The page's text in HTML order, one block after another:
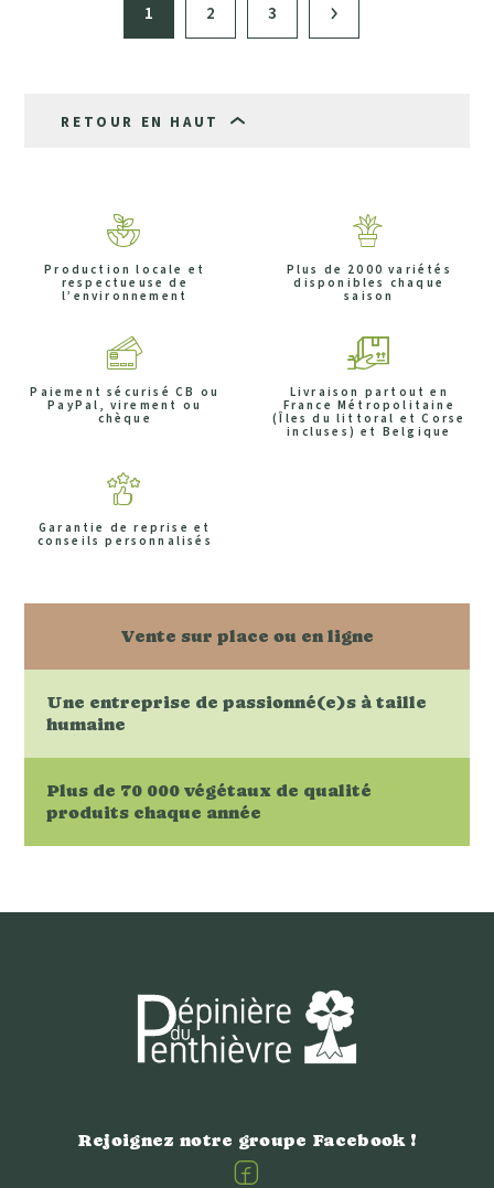
1 2 3
RETOUR EN HAUT
Production locale et
respectueuse de
l’environnement
Plus de 2000 variétés
disponibles chaque
saison
Paiement sécurisé CB ou
PayPal, virement ou
chèque
Livraison partout en
France Métropolitaine
(Îles du littoral et Corse
incluses) et Belgique
Garantie de reprise et
conseils personnalisés
Vente sur place ou en ligne
Une entreprise de passionné(e)s à taille
humaine
Plus de 70 000 végétaux de qualité
produits chaque année
Rejoignez notre groupe Facebook !
Facebook